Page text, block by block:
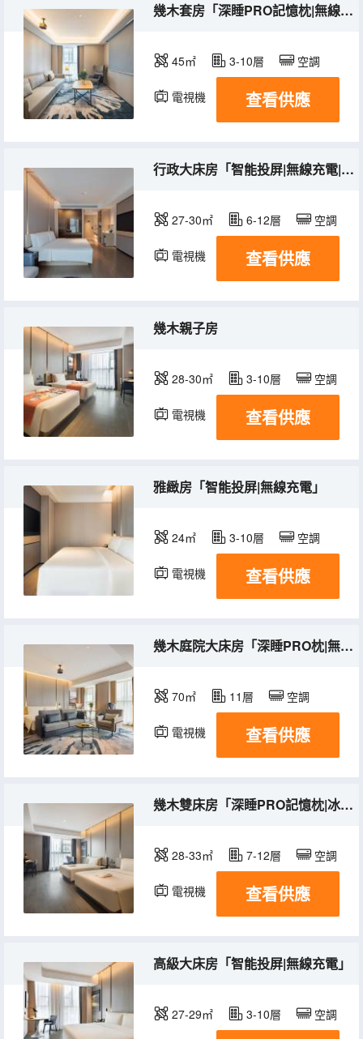
幾木套房「深睡PRO記憶枕|無線投影幕|獨立卧室」
45㎡ 3-10層 空調
電視機 冰箱
查看供應
行政大床房「智能投屏|無線充電|冰箱」
27-30㎡ 6-12層 空調
電視機 查看供應
幾木親子房
28-30㎡ 3-10層 空調
電視機 查看供應
雅緻房「智能投屏|無線充電」
24㎡ 3-10層 空調
電視機 查看供應
幾木庭院大床房「深睡PRO枕|無線投影幕|獨立陽台」
70㎡ 11層 空調
電視機 冰箱
查看供應
幾木雙床房「深睡PRO記憶枕|冰箱|無線充電」
28-33㎡ 7-12層 空調
電視機 冰箱
查看供應
高級大床房「智能投屏|無線充電」
27-29㎡ 3-10層 空調